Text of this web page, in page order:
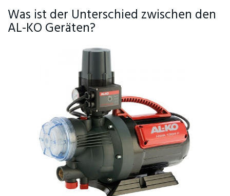
Was ist der Unterschied zwischen den
AL-KO Geräten?